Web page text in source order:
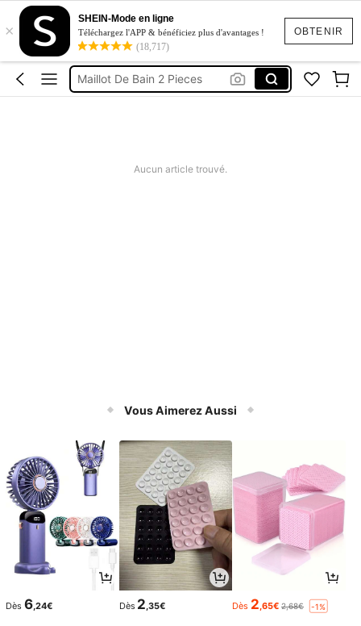
OBTENIR
×
SHEIN-Mode en ligne
Téléchargez l'APP & bénéficiez plus d'avantages !
(18,717)
Maillot De Bain Femme
Squishy
Maillot De Bain 2 Pieces
Robes Femme été
Aucun article trouvé.
Vous Aimerez Aussi
Dès 6,24€ Dès 2 ,35€ Dès 2 ,65€ 2,68€ -1%